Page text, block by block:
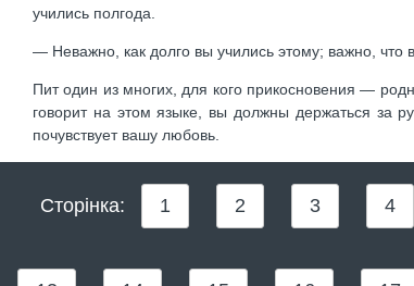
учились полгода.
— Неважно, как долго вы учились этому; важно, что
Пит один из многих, для кого прикосновения —
говорит на этом языке, вы должны держаться за
почувствует вашу любовь.
Сторінка: 1 2 3 4